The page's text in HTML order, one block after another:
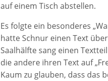
auf einem Tisch abstellen.
Es folgte ein besonderes
hatte Schnur einen Text
Saalhälfte sang einen
die andere ihren Text auf
Kaum zu glauben, dass das